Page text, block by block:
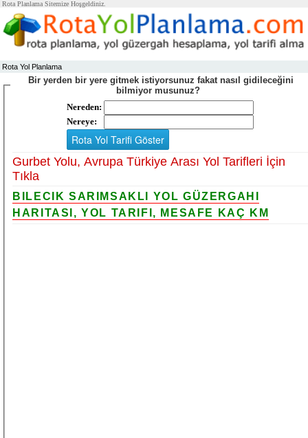
Rota Planlama Sitemize Hoşgeldiniz.
Rota Yol Planlama
Bir yerden bir yere gitmek istiyorsunuz fakat nasıl gidileceğini
bilmiyor musunuz?
Nereden:
Nereye:
Gurbet Yolu, Avrupa Türkiye Arası Yol Tarifleri İçin
Tıkla
BILECIK SARIMSAKLI YOL GÜZERGAHI
HARITASI, YOL TARIFI, MESAFE KAÇ KM